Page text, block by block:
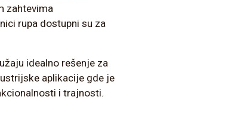
zahtevima
rupa dostupni su za
idealno rešenje za
aplikacije gde je
i trajnosti.